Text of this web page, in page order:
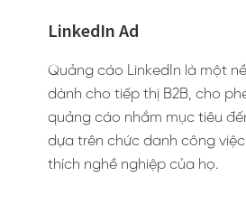
LinkedIn Ad
Quảng cáo LinkedIn là một
dành cho tiếp thị B2B, cho
quảng cáo nhắm mục tiêu
dựa trên chức danh công
thích nghề nghiệp của họ.